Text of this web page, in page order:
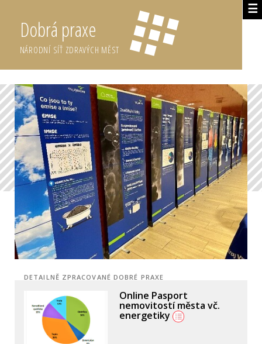
☰
Dobrá praxe
NÁRODNÍ SÍŤ ZDRAVÝCH MĚST
DETAILNĚ ZPRACOVANÉ DOBRÉ PRAXE
Online Pasport
nemovitostí města vč.
energetiky